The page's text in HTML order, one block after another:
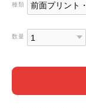
種類
数量